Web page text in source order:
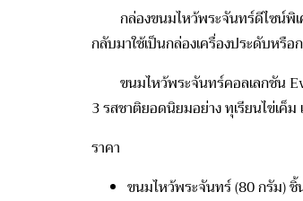
กล่องขนมไหว้พระจันทร์ดีไซน์พิ
กลับมาใช้เป็นกล่องเครื่องประดับหรือ
ขนมไหว้พระจันทร์คอลเลกชัน
3 รสชาติยอดนิยมอย่างทุเรียนไข่เค็ม
ราคา
ขนมไหว้พระจันทร์ (80 กรัม) ชิ้